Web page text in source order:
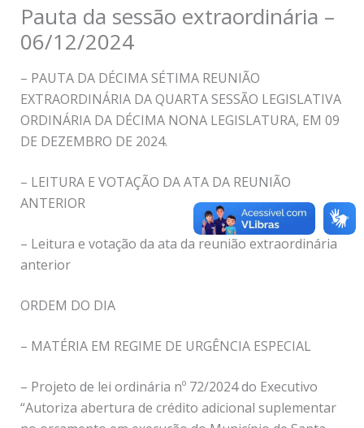
Pauta da sessão extraordinária –
06/12/2024
– PAUTA DA DÉCIMA SÉTIMA REUNIÃO
EXTRAORDINÁRIA DA QUARTA SESSÃO LEGISLATIVA
ORDINÁRIA DA DÉCIMA NONA LEGISLATURA, EM 09
DE DEZEMBRO DE 2024.
– LEITURA E VOTAÇÃO DA ATA DA REUNIÃO
ANTERIOR
– Leitura e votação da ata da reunião extraordinária
anterior
ORDEM DO DIA
– MATÉRIA EM REGIME DE URGÊNCIA ESPECIAL
– Projeto de lei ordinária nº 72/2024 do Executivo
“Autoriza abertura de crédito adicional suplementar